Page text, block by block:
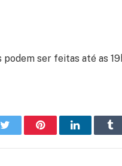
podem ser feitas até as
Twitter PinterestLinkedIn